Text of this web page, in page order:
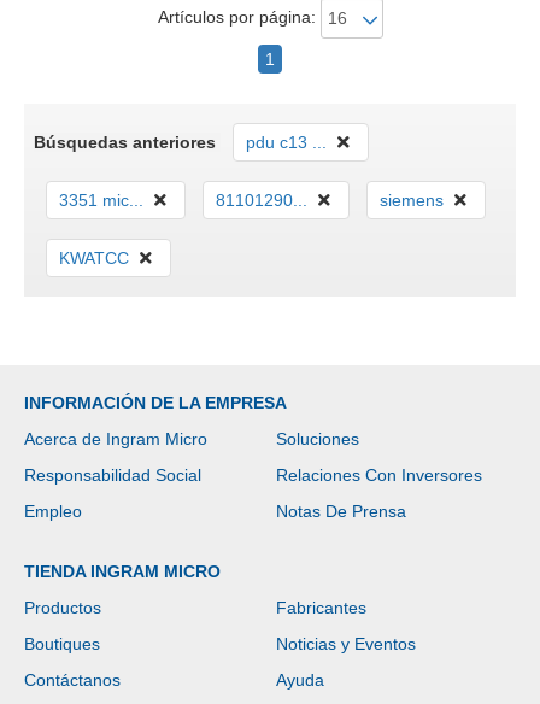
Artículos por página:
1
Búsquedas anteriores pdu c13 ...
3351 mic... 81101290... siemens
KWATCC
INFORMACIÓN DE LA EMPRESA
Acerca de Ingram Micro
Soluciones
Responsabilidad Social
Relaciones Con Inversores
Empleo
Notas De Prensa
TIENDA INGRAM MICRO
Productos
Fabricantes
Boutiques
Noticias y Eventos
Contáctanos
Ayuda